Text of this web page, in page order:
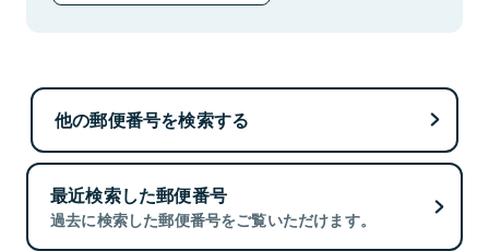
他の郵便番号を検索する
最近検索した郵便番号
過去に検索した郵便番号をご覧いただけます。